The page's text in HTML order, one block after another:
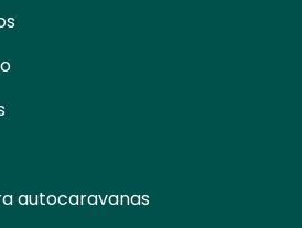
autocaravanas